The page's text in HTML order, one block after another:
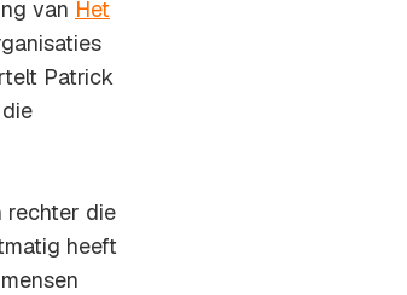
van Het
Patrick
rechter die
heeft